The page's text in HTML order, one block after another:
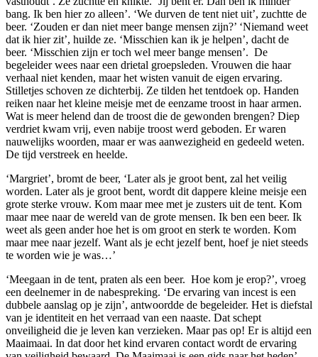
bang. Ik ben hier zo alleen’. ‘We durven de tent niet uit’, zuchtte de
beer. ‘Zouden er dan niet meer bange mensen zijn?’ ‘Niemand weet
dat ik hier zit’, huilde ze. ‘Misschien kan ik je helpen’, dacht de
beer. ‘Misschien zijn er toch wel meer bange mensen’. De
begeleider wees naar een drietal groepsleden. Vrouwen die haar
verhaal niet kenden, maar het wisten vanuit de eigen ervaring.
Stilletjes schoven ze dichterbij. Ze tilden het tentdoek op. Handen
reiken naar het kleine meisje met de eenzame troost in haar armen.
Wat is meer helend dan de troost die de gewonden brengen? Diep
verdriet kwam vrij, even nabije troost werd geboden. Er waren
nauwelijks woorden, maar er was aanwezigheid en gedeeld weten.
De tijd verstreek en heelde.
‘Margriet’, bromt de beer, ‘Later als je groot bent, zal het veilig
worden. Later als je groot bent, wordt dit dappere kleine meisje een
grote sterke vrouw. Kom maar mee met je zusters uit de tent. Kom
maar mee naar de wereld van de grote mensen. Ik ben een beer. Ik
weet als geen ander hoe het is om groot en sterk te worden. Kom
maar mee naar jezelf. Want als je echt jezelf bent, hoef je niet steeds
te worden wie je was…’
‘Meegaan in de tent, praten als een beer. Hoe kom je erop?’, vroeg
een deelnemer in de nabespreking. ‘De ervaring van incest is een
dubbele aanslag op je zijn’, antwoordde de begeleider. Het is diefstal
van je identiteit en het verraad van een naaste. Dat schept
onveiligheid die je leven kan verzieken. Maar pas op! Er is altijd een
Maaimaai. In dat door het kind ervaren contact wordt de ervaring